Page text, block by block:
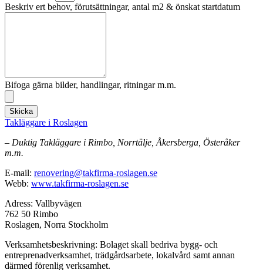
Beskriv ert behov, förutsättningar, antal m2 & önskat startdatum
Bifoga gärna bilder, handlingar, ritningar m.m.
Skicka
Takläggare i Roslagen
– Duktig Takläggare i Rimbo, Norrtälje, Åkersberga, Österåker
m.m.
E-mail: renovering@takfirma-roslagen.se
Webb: www.takfirma-roslagen.se
Adress: Vallbyvägen
762 50 Rimbo
Roslagen, Norra Stockholm
Verksamhetsbeskrivning: Bolaget skall bedriva bygg- och
entreprenadverksamhet, trädgårdsarbete, lokalvård samt annan
därmed förenlig verksamhet.